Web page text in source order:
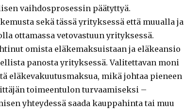
vaihdosprosessin päätyttyä.
sekä tässä yrityksessä että muualla ja
ottamassa vetovastuun yrityksessä.
omista eläkemaksuistaan ja eläkeansio
panosta yrityksessä. Valitettavan moni
eläkevakuutusmaksua, mikä johtaa pieneen
toimeentulon turvaamiseksi –
yhteydessä saada kauppahinta tai muu